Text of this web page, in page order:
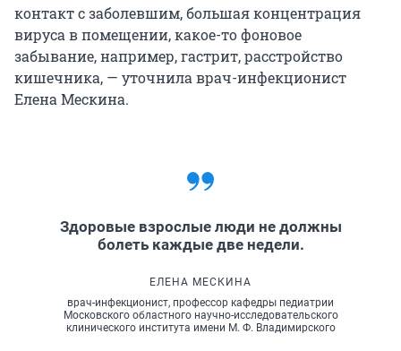
контакт с заболевшим, большая концентрация
вируса в помещении, какое-то фоновое
забывание, например, гастрит, расстройство
кишечника, — уточнила врач-инфекционист
Елена Мескина.
Здоровые взрослые люди не должны
болеть каждые две недели.
ЕЛЕНА МЕСКИНА
врач-инфекционист, профессор кафедры педиатрии
Московского областного научно-исследовательского
клинического института имени М. Ф. Владимирского